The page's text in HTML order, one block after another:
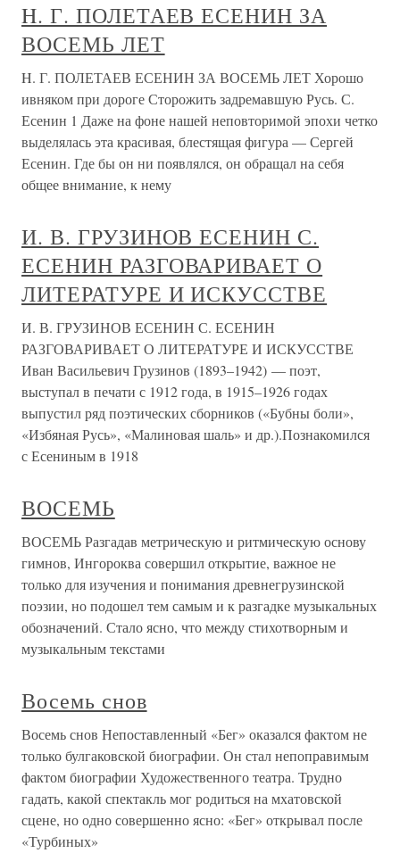
H. Г. ПОЛЕТАЕВ ЕСЕНИН ЗА
ВОСЕМЬ ЛЕТ
H. Г. ПОЛЕТАЕВ ЕСЕНИН ЗА ВОСЕМЬ ЛЕТ Хорошо
ивняком при дороге Сторожить задремавшую Русь. С.
Есенин 1 Даже на фоне нашей неповторимой эпохи четко
выделялась эта красивая, блестящая фигура — Сергей
Есенин. Где бы он ни появлялся, он обращал на себя
общее внимание, к нему
И. В. ГРУЗИНОВ ЕСЕНИН С.
ЕСЕНИН РАЗГОВАРИВАЕТ О
ЛИТЕРАТУРЕ И ИСКУССТВЕ
И. В. ГРУЗИНОВ ЕСЕНИН С. ЕСЕНИН
РАЗГОВАРИВАЕТ О ЛИТЕРАТУРЕ И ИСКУССТВЕ
Иван Васильевич Грузинов (1893–1942) — поэт,
выступал в печати с 1912 года, в 1915–1926 годах
выпустил ряд поэтических сборников («Бубны боли»,
«Избяная Русь», «Малиновая шаль» и др.).Познакомился
с Есениным в 1918
ВОСЕМЬ
ВОСЕМЬ Разгадав метрическую и ритмическую основу
гимнов, Ингороква совершил открытие, важное не
только для изучения и понимания древнегрузинской
поэзии, но подошел тем самым и к разгадке музыкальных
обозначений. Стало ясно, что между стихотворным и
музыкальным текстами
Восемь снов
Восемь снов Непоставленный «Бег» оказался фактом не
только булгаковской биографии. Он стал непоправимым
фактом биографии Художественного театра. Трудно
гадать, какой спектакль мог родиться на мхатовской
сцене, но одно совершенно ясно: «Бег» открывал после
«Турбиных»